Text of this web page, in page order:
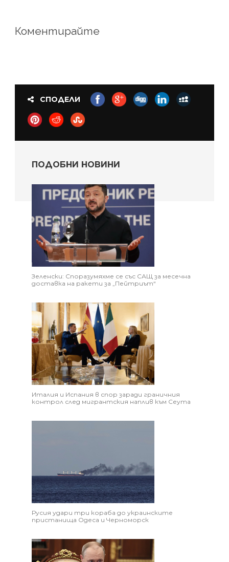
Коментирайте
СПОДЕЛИ
ПОДОБНИ НОВИНИ
Зеленски: Споразумяхме се със САЩ за месечна
доставка на ракети за „Пейтриът“
Италия и Испания в спор заради граничния
контрол след мигрантския наплив към Сеута
Русия удари три кораба до украинските
пристанища Одеса и Черноморск